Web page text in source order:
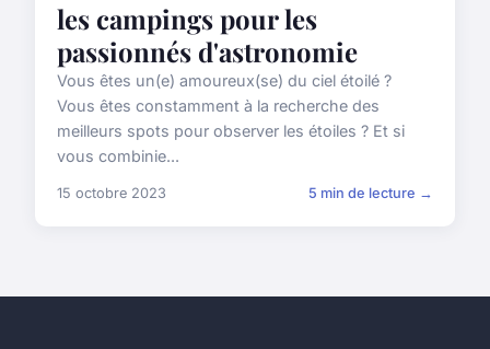
les campings pour les
passionnés d'astronomie
Vous êtes un(e) amoureux(se) du ciel étoilé ?
Vous êtes constamment à la recherche des
meilleurs spots pour observer les étoiles ? Et si
vous combinie...
15 octobre 2023 5 min de lecture →